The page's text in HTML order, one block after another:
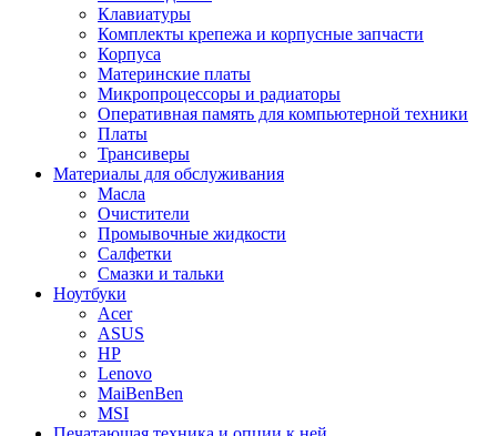
Клавиатуры
Комплекты крепежа и корпусные запчасти
Корпуса
Материнские платы
Микропроцессоры и радиаторы
Оперативная память для компьютерной техники
Платы
Трансиверы
Материалы для обслуживания
Масла
Очистители
Промывочные жидкости
Салфетки
Смазки и тальки
Ноутбуки
Acer
ASUS
HP
Lenovo
MaiBenBen
MSI